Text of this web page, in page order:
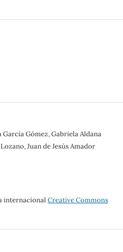
Gómez, Gabriela Aldana
Juan de Jesús Amador
internacional Creative Commons